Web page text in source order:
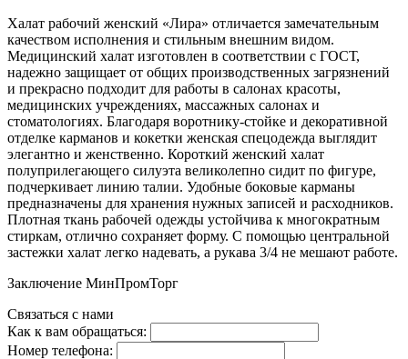
Халат рабочий женский «Лира» отличается замечательным
качеством исполнения и стильным внешним видом.
Медицинский халат изготовлен в соответствии с ГОСТ,
надежно защищает от общих производственных загрязнений
и прекрасно подходит для работы в салонах красоты,
медицинских учреждениях, массажных салонах и
стоматологиях. Благодаря воротнику-стойке и декоративной
отделке карманов и кокетки женская спецодежда выглядит
элегантно и женственно. Короткий женский халат
полуприлегающего силуэта великолепно сидит по фигуре,
подчеркивает линию талии. Удобные боковые карманы
предназначены для хранения нужных записей и расходников.
Плотная ткань рабочей одежды устойчива к многократным
стиркам, отлично сохраняет форму. С помощью центральной
застежки халат легко надевать, а рукава 3/4 не мешают работе.
Заключение МинПромТорг
Связаться с нами
Как к вам обращаться:
Номер телефона: